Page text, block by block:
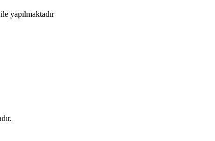
yapılmaktadır